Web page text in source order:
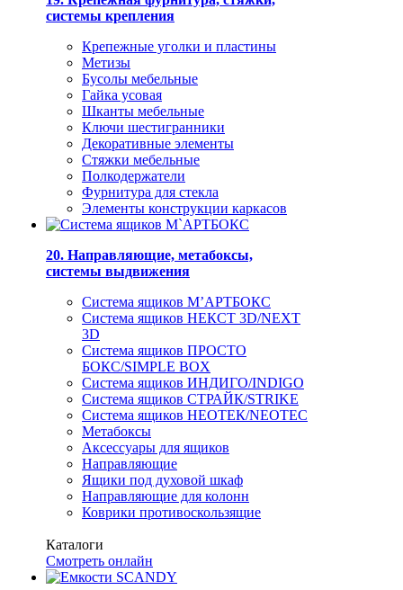
системы крепления
Крепежные уголки и пластины
Метизы
Бусолы мебельные
Гайка усовая
Шканты мебельные
Ключи шестигранники
Декоративные элементы
Стяжки мебельные
Полкодержатели
Фурнитура для стекла
Элементы конструкции каркасов
20. Направляющие, метабоксы,
системы выдвижения
Система ящиков М’АРТБОКС
Система ящиков НЕКСТ 3D/NEXT
3D
Система ящиков ПРОСТО
БОКС/SIMPLE BOX
Система ящиков ИНДИГО/INDIGO
Система ящиков СТРАЙК/STRIKE
Система ящиков НЕОТЕК/NEOTEC
Метабоксы
Аксессуары для ящиков
Направляющие
Ящики под духовой шкаф
Направляющие для колонн
Коврики противоскользящие
Каталоги
Смотреть онлайн